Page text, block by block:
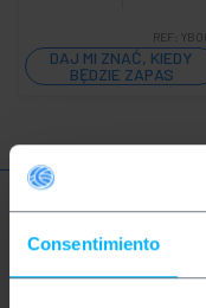
Consentimiento
REF:
DAJ MI ZNAĆ, KIEDY
BĘDZIE ZAPAS
Więcej